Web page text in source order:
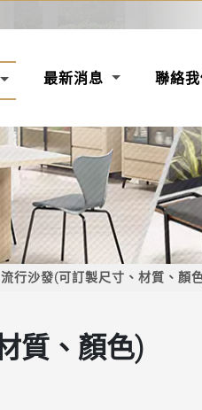
最新消息 聯絡我
流行沙發(可訂製尺寸、材質、顏
質、顏色)